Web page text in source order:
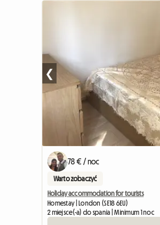
❮
78 € / noc
Warto zobaczyć
Holiday accommodation for tourists
Homestay | London (SE18 6EU)
2 miejsce(-a) do spania | Minimum 1 noc